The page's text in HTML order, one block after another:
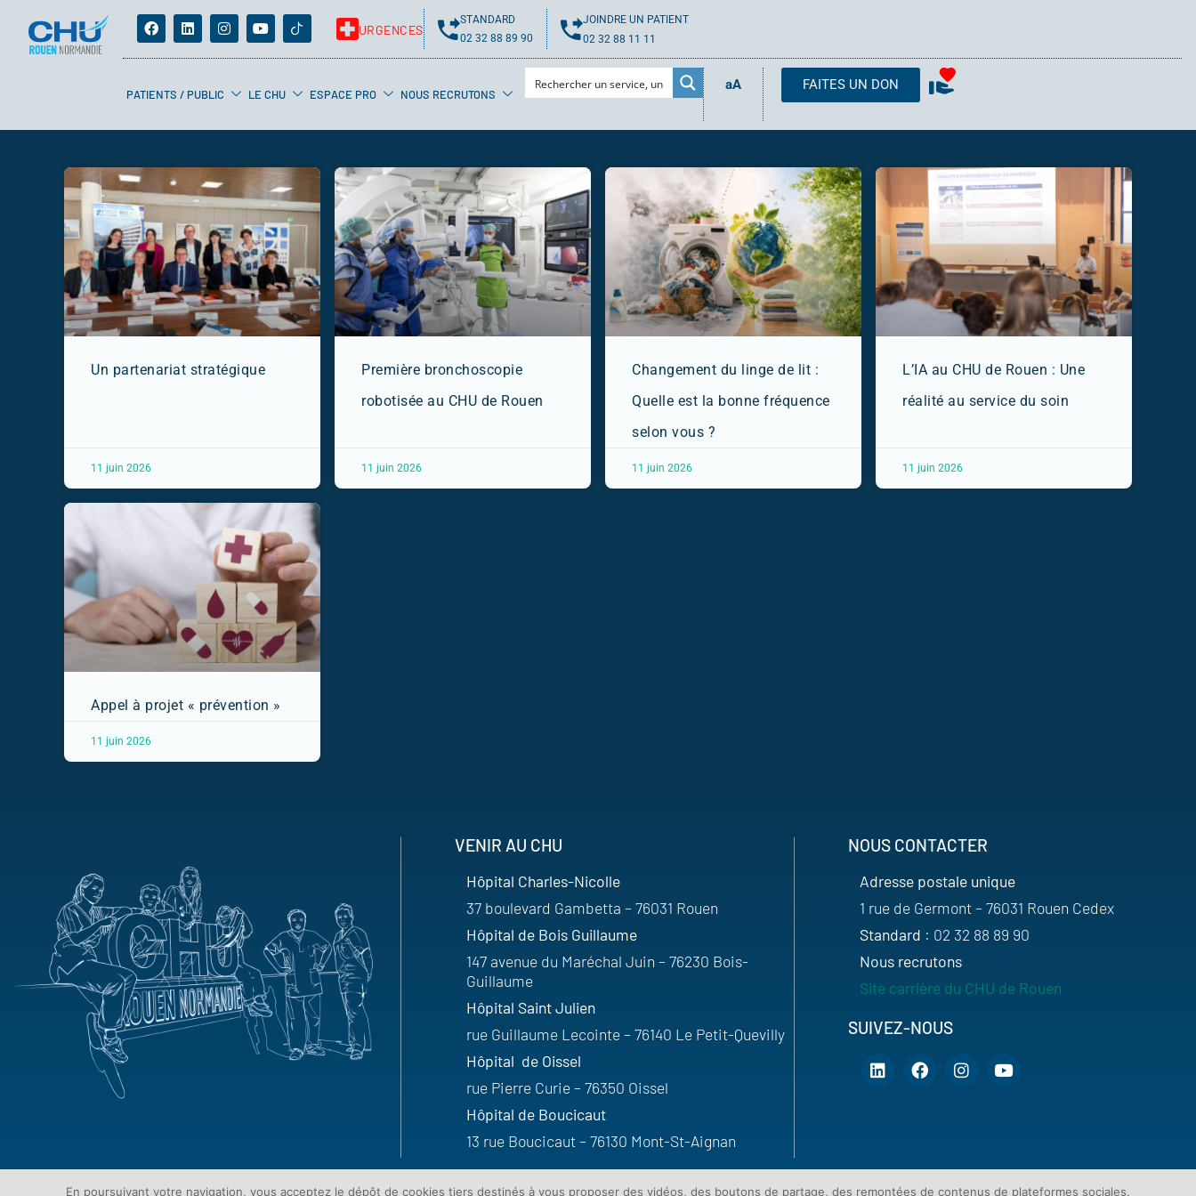
URGENCES
STANDARD
02 32 88 89 90
JOINDRE UN PATIENT
02 32 88 11 11
PATIENTS / PUBLIC LE CHU ESPACE PRO NOUS RECRUTONS
aA FAITES UN DON
Un partenariat stratégique
11 juin 2026
Première bronchoscopie
robotisée au CHU de Rouen
11 juin 2026
Changement du linge de lit :
Quelle est la bonne fréquence
selon vous ?
11 juin 2026
L’IA au CHU de Rouen : Une
réalité au service du soin
11 juin 2026
Appel à projet « prévention »
11 juin 2026
VENIR AU CHU
Hôpital Charles-Nicolle
37 boulevard Gambetta – 76031 Rouen
Hôpital de Bois Guillaume
147 avenue du Maréchal Juin – 76230 Bois-
Guillaume
Hôpital Saint Julien
rue Guillaume Lecointe – 76140 Le Petit-Quevilly
Hôpital de Oissel
rue Pierre Curie – 76350 Oissel
Hôpital de Boucicaut
13 rue Boucicaut – 76130 Mont-St-Aignan
NOUS CONTACTER
Adresse postale unique
1 rue de Germont – 76031 Rouen Cedex
Standard : 02 32 88 89 90
Nous recrutons
Site carrière du CHU de Rouen
SUIVEZ-NOUS
En poursuivant votre navigation, vous acceptez le dépôt de cookies tiers destinés à vous proposer des vidéos, des boutons de partage, des remontées de contenus de plateformes sociales.